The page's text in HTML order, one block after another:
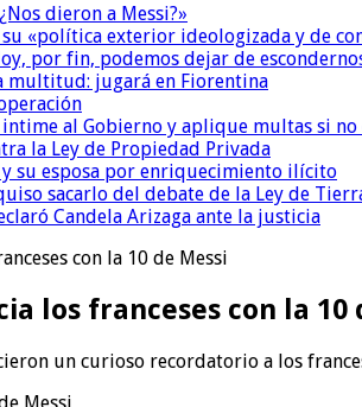
dieron a Messi?»
«política exterior ideologizada y de
por fin, podemos dejar de
multitud: jugará en Fiorentina
al Gobierno y aplique multas si no
la Ley de Propiedad Privada
y su esposa por enriquecimiento ilícito
sacarlo del debate de la Ley de
Candela Arizaga ante la justicia
con la 10 de Messi
los franceses con la 10
un curioso recordatorio a los